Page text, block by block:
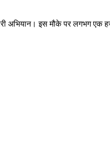
इस मौके पर लगभग एक